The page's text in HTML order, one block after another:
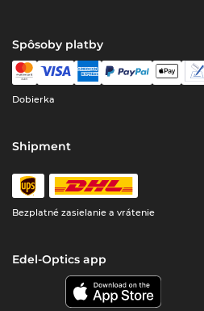
Spôsoby platby
Dobierka
Shipment
Bezplatné zasielanie a vrátenie
Edel-Optics app